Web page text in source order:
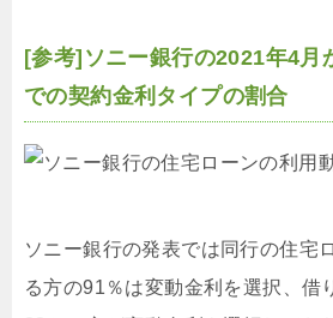
[参考]ソニー銀行の2021年4月
での契約金利タイプの割合
ソニー銀行の発表では同行の住宅
る方の91％は変動金利を選択、借